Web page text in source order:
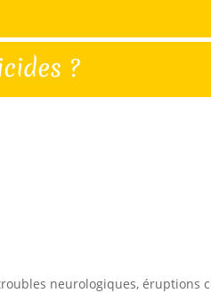
?
neurologiques,